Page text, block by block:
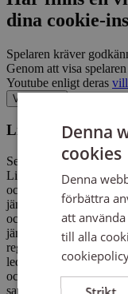
dina cookie-
Spelaren kräver
Genom att visa
Youtube enligt deras
Visa video
Linda Moestam
Seminarium 7 mars
Linda Moestam,
och Sofia Gellar, HR-
jämställd industri kan
och Västerbotten.
jämställdhet och
regionens arbetsgivare.
ledningsstyrt
och attraktiva
satsningen och
Denna
cookies
Denna
förbättra
att
till alla